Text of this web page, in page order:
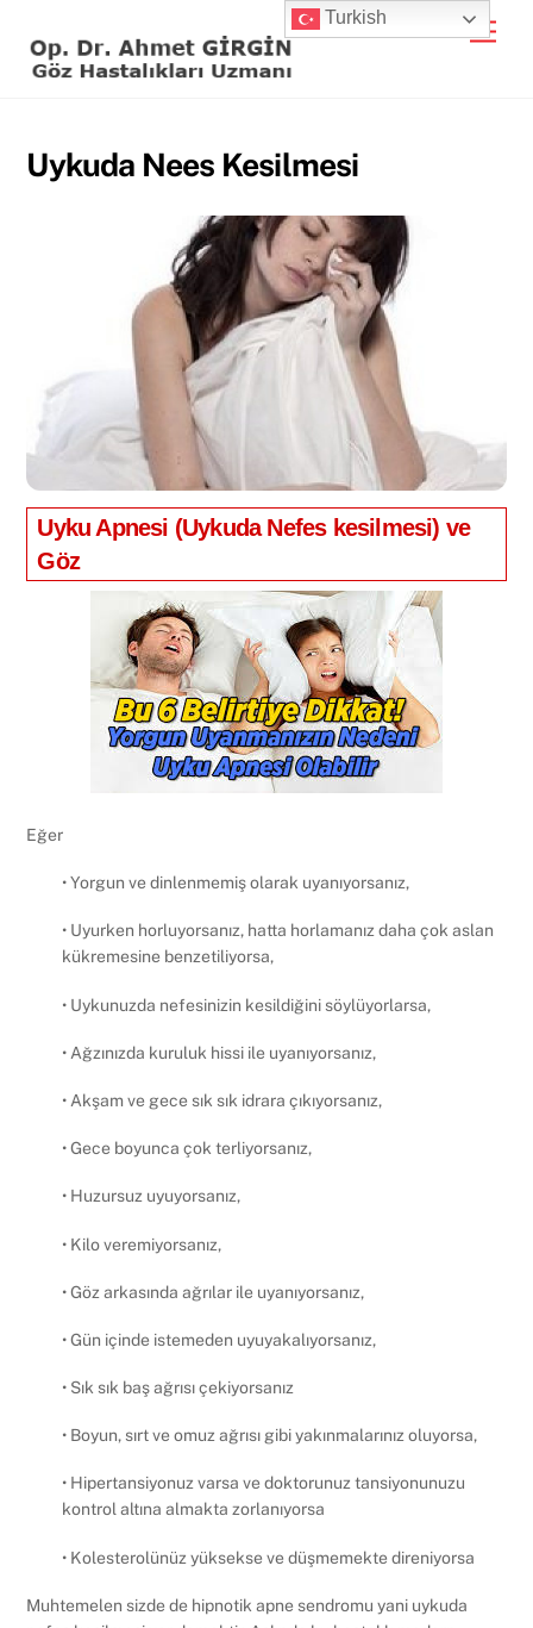
content
Uykuda Nees Kesilmesi
Uyku Apnesi (Uykuda Nefes kesilmesi) ve
Göz
Eğer
• Yorgun ve dinlenmemiş olarak uyanıyorsanız,
• Uyurken horluyorsanız, hatta horlamanız daha çok aslan
kükremesine benzetiliyorsa,
• Uykunuzda nefesinizin kesildiğini söylüyorlarsa,
• Ağzınızda kuruluk hissi ile uyanıyorsanız,
• Akşam ve gece sık sık idrara çıkıyorsanız,
• Gece boyunca çok terliyorsanız,
• Huzursuz uyuyorsanız,
• Kilo veremiyorsanız,
• Göz arkasında ağrılar ile uyanıyorsanız,
• Gün içinde istemeden uyuyakalıyorsanız,
• Sık sık baş ağrısı çekiyorsanız
• Boyun, sırt ve omuz ağrısı gibi yakınmalarınız oluyorsa,
• Hipertansiyonuz varsa ve doktorunuz tansiyonunuzu
kontrol altına almakta zorlanıyorsa
• Kolesterolünüz yüksekse ve düşmemekte direniyorsa
Muhtemelen sizde de hipnotik apne sendromu yani uykuda
Turkish